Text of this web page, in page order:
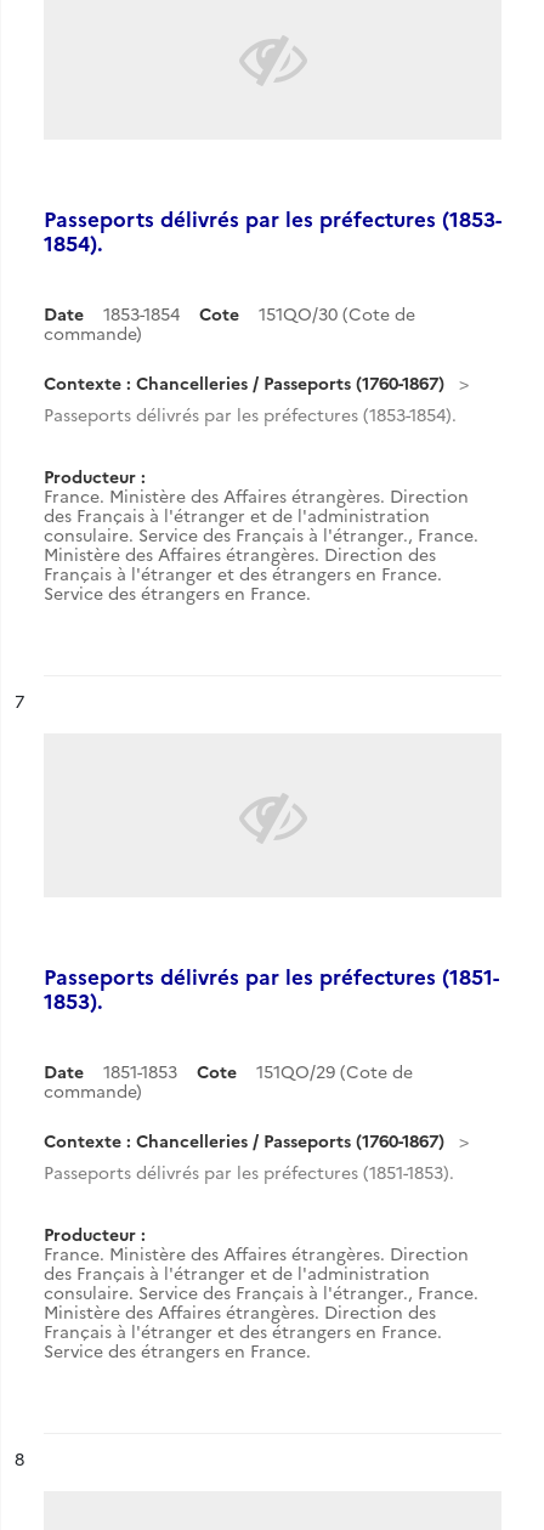
Passeports délivrés par les préfectures (1853-
1854).
Date 1853-1854 Cote
151QO/30 (Cote de
commande)
Contexte : Chancelleries / Passeports (1760-1867)
Passeports délivrés par les préfectures (1853-1854).
Producteur :
France. Ministère des Affaires étrangères. Direction
des Français à l'étranger et de l'administration
consulaire. Service des Français à l'étranger., France.
Ministère des Affaires étrangères. Direction des
Français à l'étranger et des étrangers en France.
Service des étrangers en France.
n°
7
Passeports délivrés par les préfectures (1851-
1853).
Date 1851-1853 Cote
151QO/29 (Cote de
commande)
Contexte : Chancelleries / Passeports (1760-1867)
Passeports délivrés par les préfectures (1851-1853).
Producteur :
France. Ministère des Affaires étrangères. Direction
des Français à l'étranger et de l'administration
consulaire. Service des Français à l'étranger., France.
Ministère des Affaires étrangères. Direction des
Français à l'étranger et des étrangers en France.
Service des étrangers en France.
n°
8